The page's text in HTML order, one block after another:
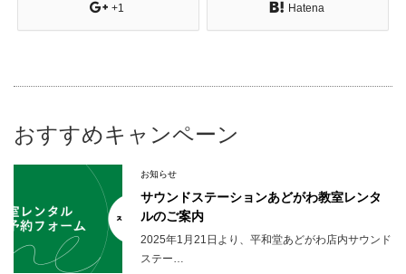
+1 Hatena
おすすめキャンペーン
お知らせ
サウンドステーションあどがわ教室レンタ
ルのご案内
2025年1月21日より、平和堂あどがわ店内サウンド
ステー…